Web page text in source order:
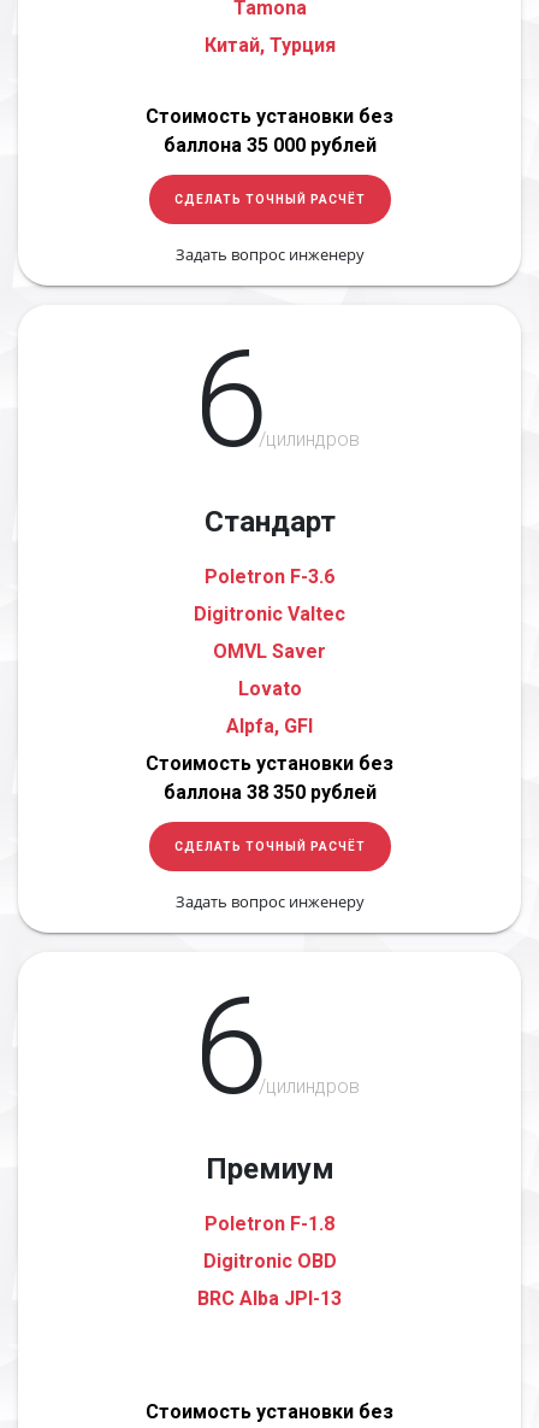
Tamona
Китай, Турция
Стоимость установки без
баллона 35 000 рублей
СДЕЛАТЬ ТОЧНЫЙ РАСЧЁТ
Задать вопрос инженеру
6/цилиндров
Стандарт
Poletron F-3.6
Digitronic Valtec
OMVL Saver
Lovato
Alpfa, GFI
Стоимость установки без
баллона 38 350 рублей
СДЕЛАТЬ ТОЧНЫЙ РАСЧЁТ
Задать вопрос инженеру
6/цилиндров
Премиум
Poletron F-1.8
Digitronic OBD
BRC Alba JPI-13
Стоимость установки без